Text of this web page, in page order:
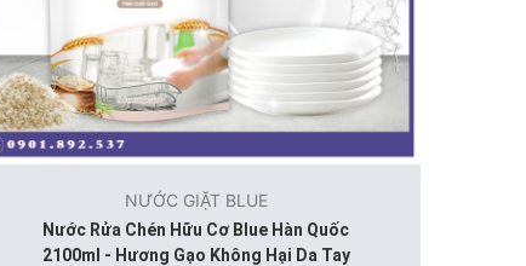
NƯỚC GIẶT BLUE
Nước Rửa Chén Hữu Cơ Blue Hàn Quốc
2100ml - Hương Gạo Không Hại Da Tay